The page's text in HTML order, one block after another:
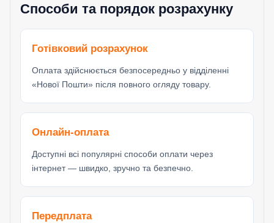
Способи та порядок розрахунку
Готівковий розрахунок
Оплата здійснюється безпосередньо у відділенні
«Нової Пошти» після повного огляду товару.
Онлайн-оплата
Доступні всі популярні способи оплати через
інтернет — швидко, зручно та безпечно.
Передплата